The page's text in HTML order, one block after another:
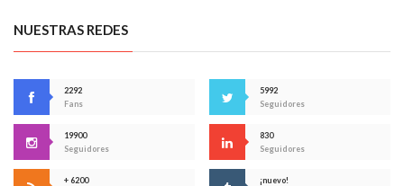
NUESTRAS REDES
2292
Fans
5992
Seguidores
19900
Seguidores
830
Seguidores
+ 6200
¡nuevo!